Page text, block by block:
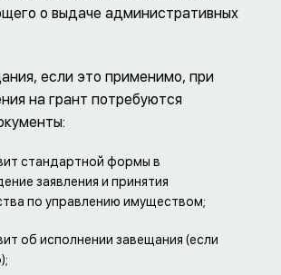
о выдаче административных
если это применимо, при
на грант потребуются
стандартной формы в
заявления и принятия
по управлению имуществом;
об исполнении завещания (если